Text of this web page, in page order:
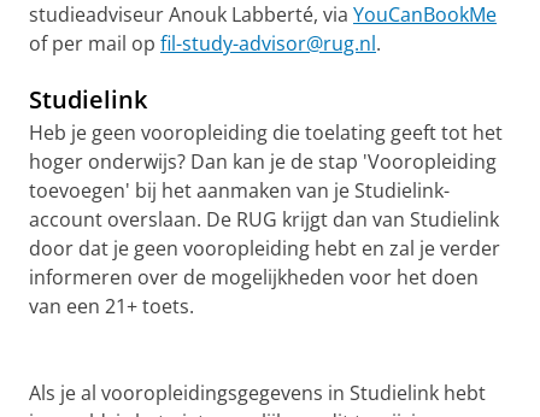
studieadviseur Anouk Labberté, via YouCanBookMe
of per mail op fil-study-advisor@rug.nl.
Studielink
Heb je geen vooropleiding die toelating geeft tot het
hoger onderwijs? Dan kan je de stap 'Vooropleiding
toevoegen' bij het aanmaken van je Studielink-
account overslaan. De RUG krijgt dan van Studielink
door dat je geen vooropleiding hebt en zal je verder
informeren over de mogelijkheden voor het doen
van een 21+ toets.
Als je al vooropleidingsgegevens in Studielink hebt